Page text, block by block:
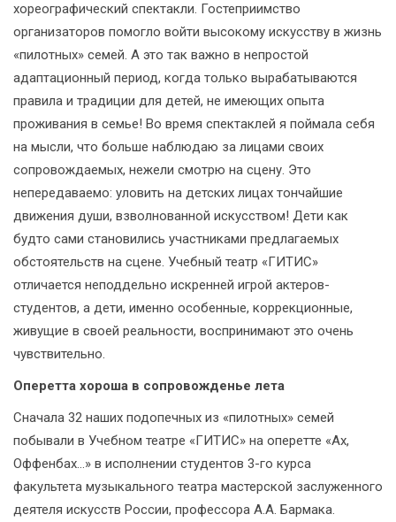
хореографический спектакли. Гостеприимство
организаторов помогло войти высокому искусству в жизнь
«пилотных» семей. А это так важно в непростой
адаптационный период, когда только вырабатываются
правила и традиции для детей, не имеющих опыта
проживания в семье! Во время спектаклей я поймала себя
на мысли, что больше наблюдаю за лицами своих
сопровождаемых, нежели смотрю на сцену. Это
непередаваемо: уловить на детских лицах тончайшие
движения души, взволнованной искусством! Дети как
будто сами становились участниками предлагаемых
обстоятельств на сцене. Учебный театр «ГИТИС»
отличается неподдельно искренней игрой актеров-
студентов, а дети, именно особенные, коррекционные,
живущие в своей реальности, воспринимают это очень
чувствительно.
Оперетта хороша в сопровожденье лета
Сначала 32 наших подопечных из «пилотных» семей
побывали в Учебном театре «ГИТИС» на оперетте «Ах,
Оффенбах...» в исполнении студентов 3-го курса
факультета музыкального театра мастерской заслуженного
деятеля искусств России, профессора А.А. Бармака.